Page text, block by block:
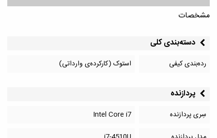
مشخصات
دسته‌بندی کلی
رده‌بندی کیفی استوک (کارکرده‌ی وارداتی)
پردازنده
سِری پردازنده
Intel Core i7